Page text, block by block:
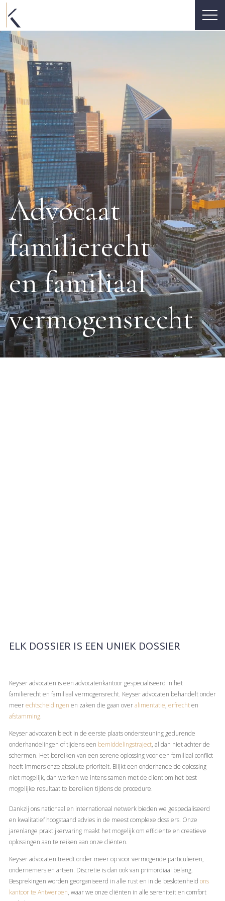
Advocaat
familierecht
en familiaal
vermogensrecht
ELK DOSSIER IS EEN UNIEK DOSSIER
Keyser advocaten is een advocatenkantoor gespecialiseerd in het
familierecht en familiaal vermogensrecht. Keyser advocaten behandelt onder
meerechtscheidingen en zaken die gaan overalimentatie, erfrechten
afstamming.
Keyser advocaten biedt in de eerste plaats ondersteuning gedurende
onderhandelingen of tijdens een bemiddelingstraject, al dan niet achter de
schermen. Het bereiken van een serene oplossing voor een familiaal conflict
heeft immers onze absolute prioriteit. Blijkt een onderhandelde oplossing
niet mogelijk, dan werken we intens samen met de client om het best
mogelijke resultaat te bereiken tijdens de procedure.
Dankzij ons nationaal en internationaal netwerk bieden we gespecialiseerd
en kwalitatief hoogstaand advies in de meest complexe dossiers. Onze
jarenlange praktijkervaring maakt het mogelijk om efficiënte en creatieve
oplossingen aan te reiken aan onze cliënten.
Keyser advocaten treedt onder meer op voor vermogende particulieren,
ondernemers en artsen. Discretie is dan ook van primordiaal belang.
Besprekingen worden georganiseerd in alle rust en in de beslotenheid ons
kantoor te Antwerpen, waar we onze cliënten in alle sereniteit en comfort